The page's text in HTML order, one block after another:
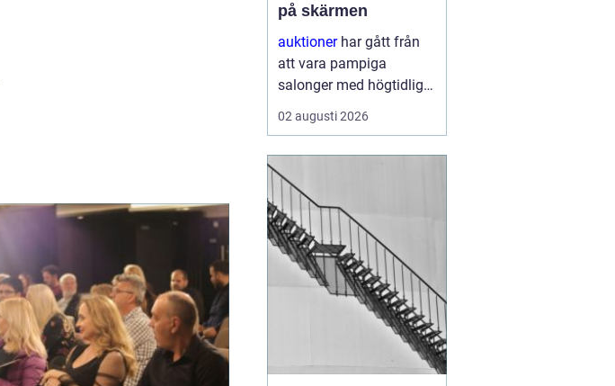
på skärmen
auktionerhar gått från
att vara pampiga
salonger med högtidliga
klubbeslag till att bli en
vardaglig del av livet
som helst, oavsett
erfarenhet, köpa eller
sälja föremål genom
några få kli...
02 augusti 2026